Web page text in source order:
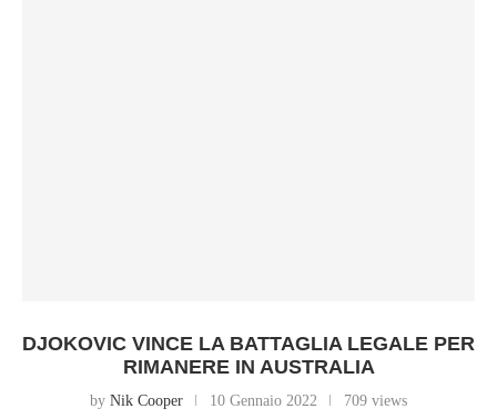
DJOKOVIC VINCE LA BATTAGLIA LEGALE PER
RIMANERE IN AUSTRALIA
by Nik Cooper 10 Gennaio 2022 709 views